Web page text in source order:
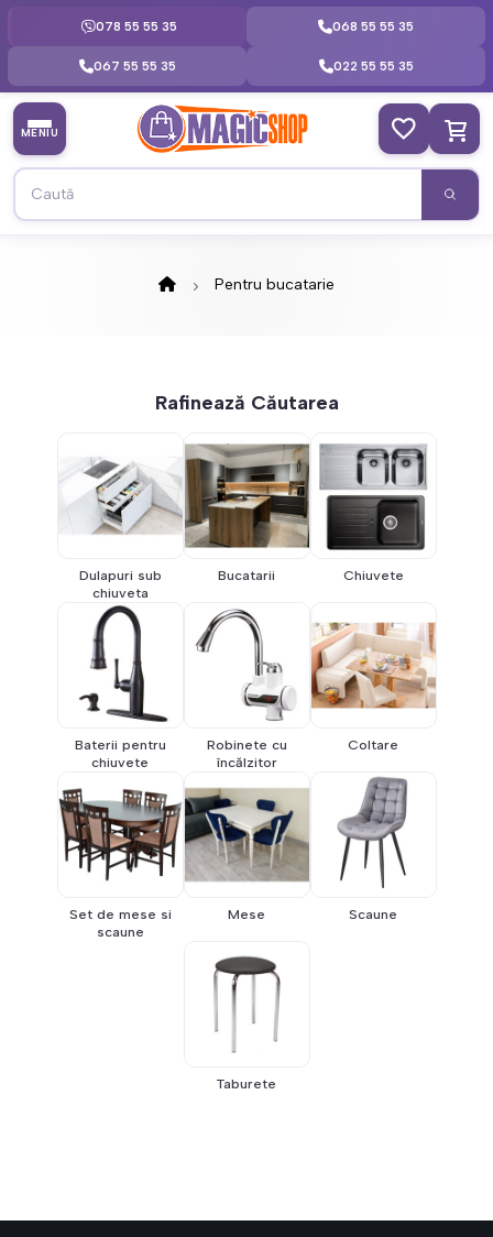
078 55 55 35 068 55 55 35
067 55 55 35 022 55 55 35
MENIU
Pentru bucatarie
Rafinează Căutarea
Dulapuri sub
chiuveta
Bucatarii Chiuvete
Baterii pentru
chiuvete
Robinete cu
încălzitor
Coltare
Set de mese si
scaune
Mese Scaune
Taburete